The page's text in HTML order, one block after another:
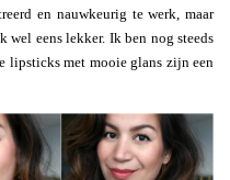
en nauwkeurig te werk, maar
wel eens lekker. Ik ben nog steeds
lipsticks met mooie glans zijn een